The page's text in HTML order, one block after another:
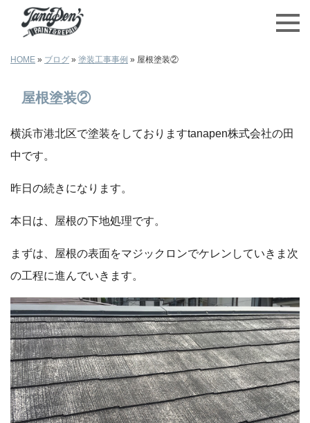
HOME » ブログ » 塗装工事事例 » 屋根塗装②
屋根塗装②
横浜市港北区で塗装をしておりますtanapen株式会社の田
中です。
昨日の続きになります。
本日は、屋根の下地処理です。
まずは、屋根の表面をマジックロンでケレンしていきま次
の工程に進んでいきます。